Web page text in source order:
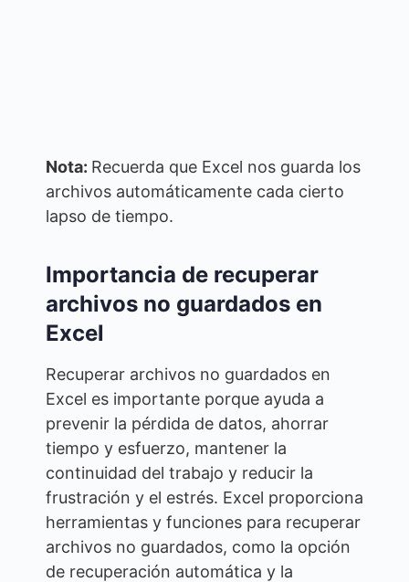
Nota: Recuerda que Excel nos guarda los
archivos automáticamente cada cierto
lapso de tiempo.
Importancia de recuperar
archivos no guardados en
Excel
Recuperar archivos no guardados en
Excel es importante porque ayuda a
prevenir la pérdida de datos, ahorrar
tiempo y esfuerzo, mantener la
continuidad del trabajo y reducir la
frustración y el estrés. Excel proporciona
herramientas y funciones para recuperar
archivos no guardados, como la opción
de recuperación automática y la